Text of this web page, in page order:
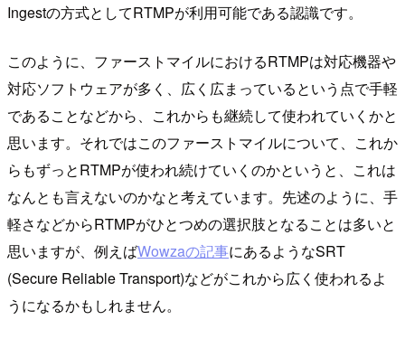
Ingestの方式としてRTMPが利用可能である認識です。
このように、ファーストマイルにおけるRTMPは対応機器や
対応ソフトウェアが多く、広く広まっているという点で手軽
であることなどから、これからも継続して使われていくかと
思います。それではこのファーストマイルについて、これか
らもずっとRTMPが使われ続けていくのかというと、これは
なんとも言えないのかなと考えています。先述のように、手
軽さなどからRTMPがひとつめの選択肢となることは多いと
思いますが、例えばWowzaの記事にあるようなSRT
(Secure Reliable Transport)などがこれから広く使われるよ
うになるかもしれません。